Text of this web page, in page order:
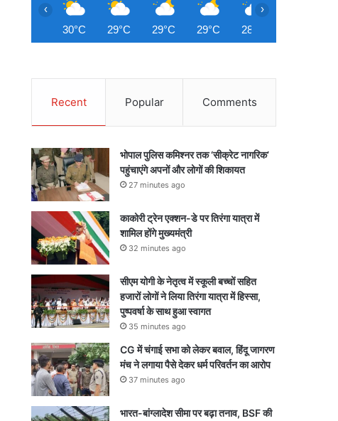
30°C 29°C 29°C 29°C 28°C
‹ ›
Recent Popular Comments
भोपाल पुलिस कमिश्नर तक ‘सीक्रेट नागरिक’
पहुंचाएंगे अपनों और लोगों की शिकायत
27 minutes ago
काकोरी ट्रेन एक्शन-डे पर तिरंगा यात्रा में
शामिल होंगे मुख्यमंत्री
32 minutes ago
सीएम योगी के नेतृत्व में स्कूली बच्चों सहित
हजारों लोगों ने लिया तिरंगा यात्रा में हिस्सा,
पुष्पवर्षा के साथ हुआ स्वागत
35 minutes ago
CG में चंगाई सभा को लेकर बवाल, हिंदू जागरण
मंच ने लगाया पैसे देकर धर्म परिवर्तन का आरोप
37 minutes ago
भारत-बांग्लादेश सीमा पर बढ़ा तनाव, BSF की